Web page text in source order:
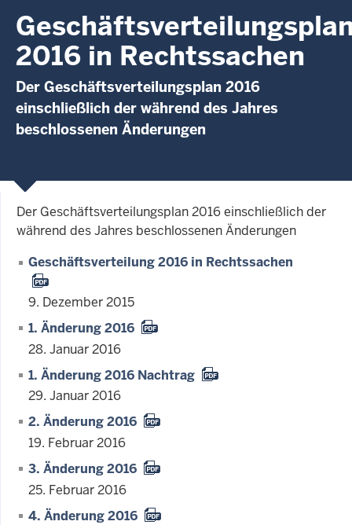
2016 in Rechtssachen
Der Geschäftsverteilungsplan 2016
einschließlich der während des Jahres
beschlossenen Änderungen
Der Geschäftsverteilungsplan 2016 einschließlich der
während des Jahres beschlossenen Änderungen
Geschäftsverteilung 2016 in Rechtssachen
9. Dezember 2015
1. Änderung 2016
28. Januar 2016
1. Änderung 2016 Nachtrag
29. Januar 2016
2. Änderung 2016
19. Februar 2016
3. Änderung 2016
25. Februar 2016
4. Änderung 2016